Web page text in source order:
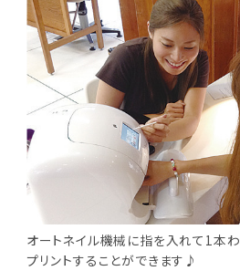
オートネイル機械に指を入れて1本
プリントすることができます♪